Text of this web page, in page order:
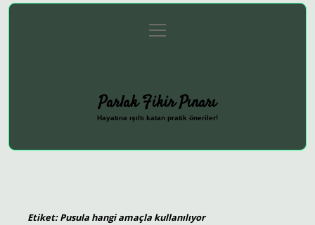
Gizlilik Politikası
menüyü
aç
Parlak Fikir Pınarı
Hayatına ışıltı katan pratik öneriler!
Etiket:Pusula hangi amaçla kullanılıyor